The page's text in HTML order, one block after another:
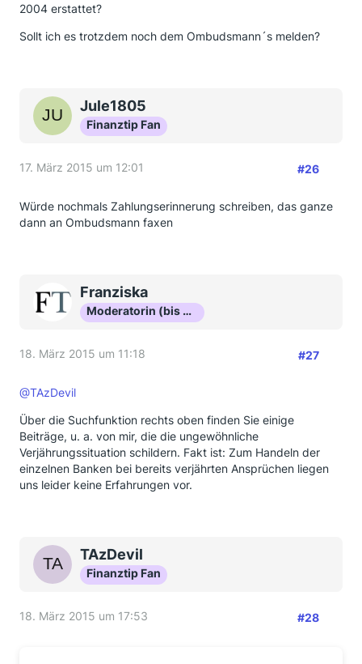
2004 erstattet?
Sollt ich es trotzdem noch dem Ombudsmann´s melden?
Jule1805
Finanztip Fan
17. März 2015 um 12:01 #26
Würde nochmals Zahlungserinnerung schreiben, das ganze
dann an Ombudsmann faxen
Franziska
Moderatorin (bis Okt 16)
18. März 2015 um 11:18 #27
@TAzDevil
Über die Suchfunktion rechts oben finden Sie einige
Beiträge, u. a. von mir, die die ungewöhnliche
Verjährungssituation schildern. Fakt ist: Zum Handeln der
einzelnen Banken bei bereits verjährten Ansprüchen liegen
uns leider keine Erfahrungen vor.
TAzDevil
Finanztip Fan
18. März 2015 um 17:53 #28